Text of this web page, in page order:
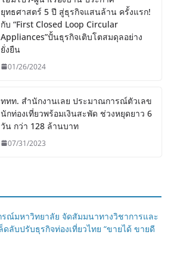
ยุทธศาสตร์ 5 ปี สู่ธุรกิจแสนล้าน ครั้งแรก!
กับ “First Closed Loop Circular
Appliances”ปั้นธุรกิจเติบโตสมดุลอย่าง
ยั่งยืน
01/26/2024
ททท. สำนักงานเลย ประมาณการณ์ตัวเลข
นักท่องเที่ยวพร้อมเงินสะพัด ช่วงหยุดยาว 6
วัน กว่า 128 ล้านบาท
07/31/2023
ณ์มหาวิทยาลัย จัดสัมมนาทางวิชาการและ
ดลับปรับธุรกิจท่องเที่ยวไทย “ขายได้ ขายดี